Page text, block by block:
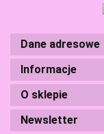
Dane adresowe
Informacje
O sklepie
Newsletter